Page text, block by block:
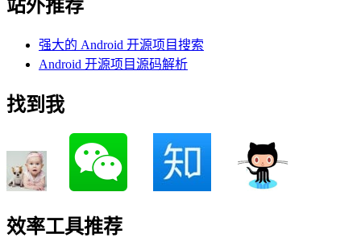
站外推荐
强大的 Android 开源项目搜索
Android 开源项目源码解析
找到我
效率工具推荐